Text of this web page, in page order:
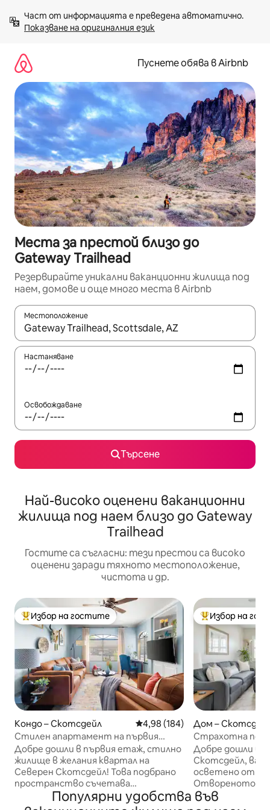
към
съдържанието
Показване на оригиналния език
Пуснете обява в Airbnb
Места за престой близо до
Gateway Trailhead
Резервирайте уникални ваканционни жилища под
наем, домове и още много места в Airbnb
Местоположение
Когато резултатите се покажат, използвайте
Настаняване
Освобождаване
Търсене
Най-високо оценени ваканционни
жилища под наем близо до Gateway
Trailhead
Гостите са съгласни: тези престои са високо
оценени заради тяхното местоположение,
чистота и др.
Най-популярен избор на гостите
Избор на гостите
Кондо – Скотсдейл Средна оценка: 4,98 от 5,
4,98 (184)
Стилен апартамент на първия
етаж с басейн, фитнес зала и
паркинг
Добре дошли в първия етаж, стилно
жилище в желания квартал на
Северен Скотсдейл! Това подбрано
пространство съчетава
очарованието на югозападния стил
с модерни актуализации. На минути
Най-популярен
Избор на
Дом –
Страхотна
Добре дошли в
Скотсдейл,
осветено от
Отвореното
изобилие от
създавайки
Популярни удобства във